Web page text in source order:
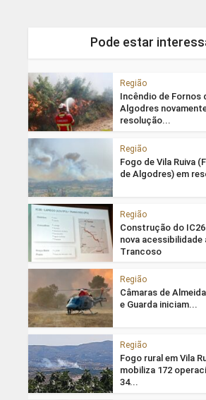
Pode estar
Região
Incêndio de Fornos
Algodres
resolução...
Região
Fogo de Vila Ruiva
de Algodres) em
Região
Construção do
nova acessibilidade
Trancoso
Região
Câmaras de
e Guarda iniciam...
Região
Fogo rural em Vila
mobiliza 172
34...